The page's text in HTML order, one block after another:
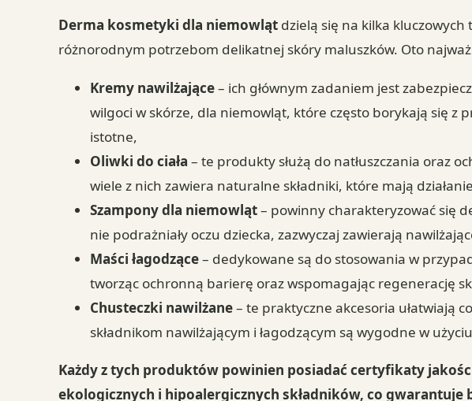
Derma kosmetyki dla niemowląt dzielą się na kilka
różnorodnym potrzebom delikatnej skóry maluszków. Oto
Kremy nawilżające– ich głównym zadaniem jest
wilgoci w skórze, dla niemowląt, które często borykają się z
istotne,
Oliwki do ciała – te produkty służą do natłuszczania oraz
wiele z nich zawiera naturalne składniki, które mają
Szampony dla niemowląt– powinny charakteryzować się
nie podrażniały oczu dziecka, zazwyczaj zawierają
Maści łagodzące– dedykowane są do stosowania w
tworząc ochronną barierę oraz wspomagając regenerację
Chusteczki nawilżane– te praktyczne akcesoria ułatwiają
składnikom nawilżającym i łagodzącym są wygodne w
Każdy z tych produktów powinien posiadać certyfikaty
ekologicznych i hipoalergicznych składników, co gwarantuje